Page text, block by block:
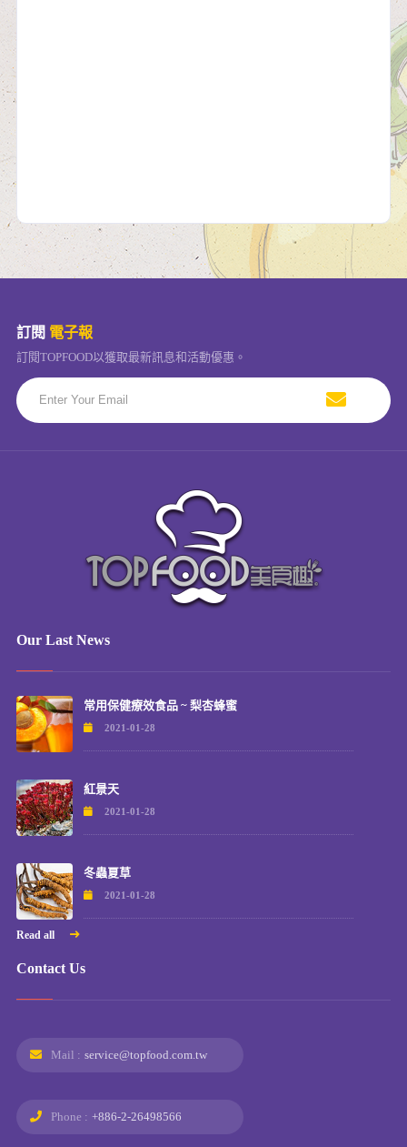
訂閱 電子報
訂閱TOPFOOD以獲取最新訊息和活動優惠。
Our Last News
常用保健療效食品 ~ 梨杏蜂蜜
2021-01-28
紅景天
2021-01-28
冬蟲夏草
2021-01-28
Read all
Contact Us
Mail : service@topfood.com.tw
Phone : +886-2-26498566